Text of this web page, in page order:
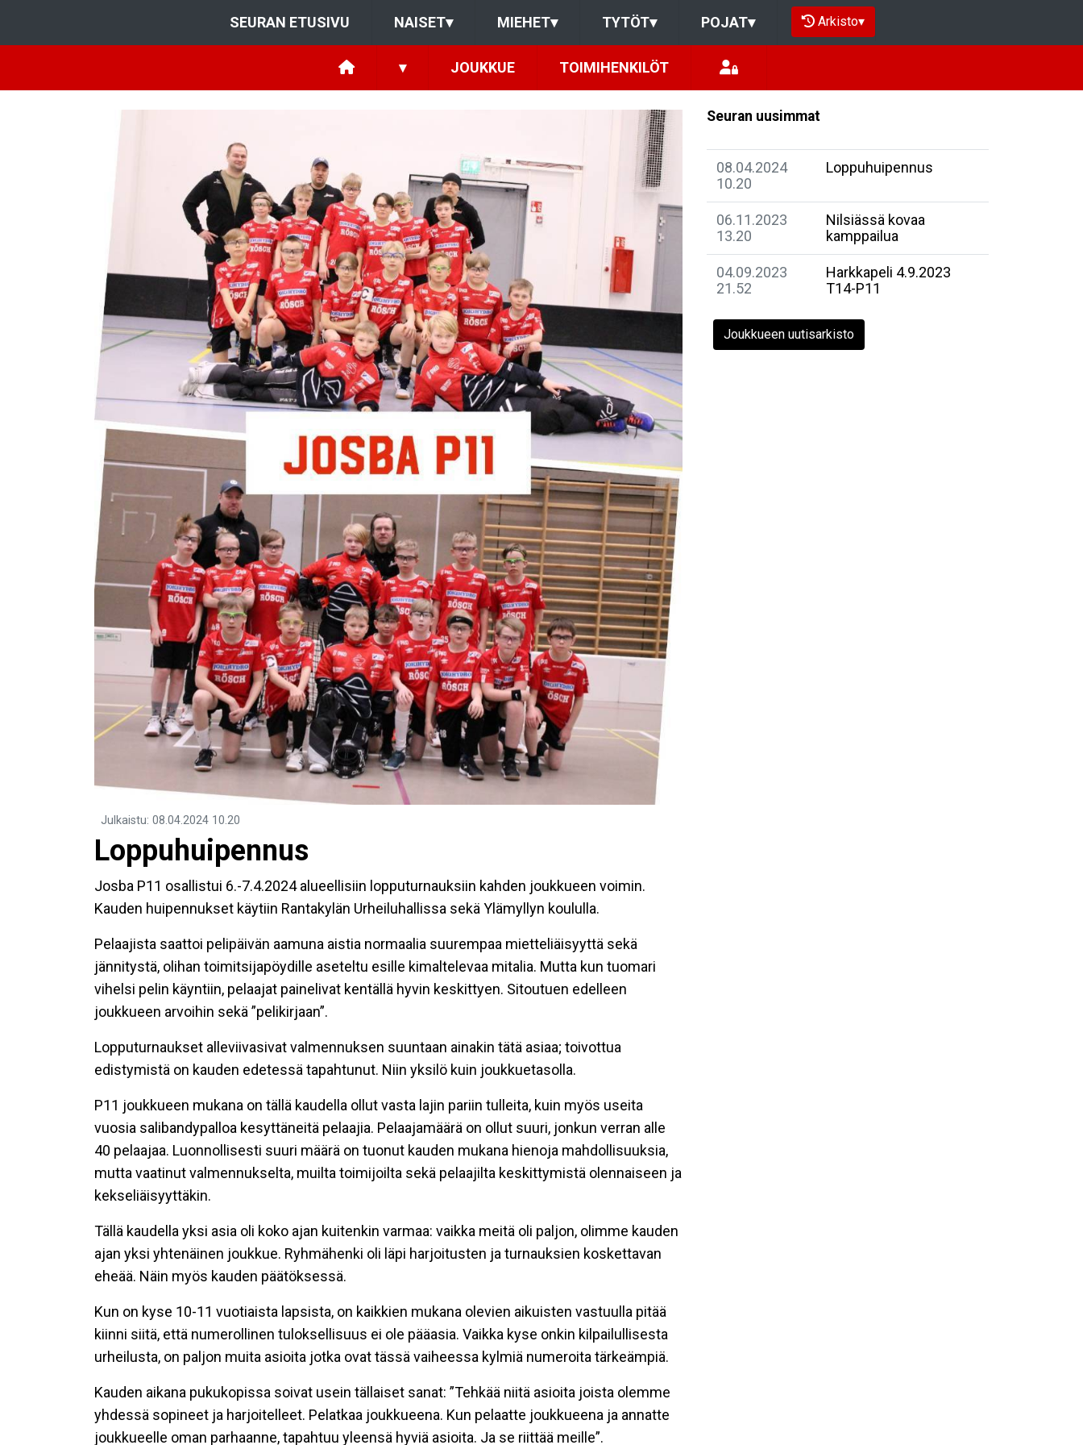
SEURAN ETUSIVU NAISET▾ MIEHET▾ TYTÖT▾ POJAT▾ Arkisto▾
▾ JOUKKUE TOIMIHENKILÖT
Julkaistu: 08.04.2024 10.20
Loppuhuipennus
Josba P11 osallistui 6.-7.4.2024 alueellisiin lopputurnauksiin kahden joukkueen voimin.
Kauden huipennukset käytiin Rantakylän Urheiluhallissa sekä Ylämyllyn koululla.
Pelaajista saattoi pelipäivän aamuna aistia normaalia suurempaa mietteliäisyyttä sekä
jännitystä, olihan toimitsijapöydille aseteltu esille kimaltelevaa mitalia. Mutta kun tuomari
vihelsi pelin käyntiin, pelaajat painelivat kentällä hyvin keskittyen. Sitoutuen edelleen
joukkueen arvoihin sekä ”pelikirjaan”.
Lopputurnaukset alleviivasivat valmennuksen suuntaan ainakin tätä asiaa; toivottua
edistymistä on kauden edetessä tapahtunut. Niin yksilö kuin joukkuetasolla.
P11 joukkueen mukana on tällä kaudella ollut vasta lajin pariin tulleita, kuin myös useita
vuosia salibandypalloa kesyttäneitä pelaajia. Pelaajamäärä on ollut suuri, jonkun verran alle
40 pelaajaa. Luonnollisesti suuri määrä on tuonut kauden mukana hienoja mahdollisuuksia,
mutta vaatinut valmennukselta, muilta toimijoilta sekä pelaajilta keskittymistä olennaiseen ja
kekseliäisyyttäkin.
Tällä kaudella yksi asia oli koko ajan kuitenkin varmaa: vaikka meitä oli paljon, olimme kauden
ajan yksi yhtenäinen joukkue. Ryhmähenki oli läpi harjoitusten ja turnauksien koskettavan
eheää. Näin myös kauden päätöksessä.
Kun on kyse 10-11 vuotiaista lapsista, on kaikkien mukana olevien aikuisten vastuulla pitää
kiinni siitä, että numerollinen tuloksellisuus ei ole pääasia. Vaikka kyse onkin kilpailullisesta
urheilusta, on paljon muita asioita jotka ovat tässä vaiheessa kylmiä numeroita tärkeämpiä.
Kauden aikana pukukopissa soivat usein tällaiset sanat: ”Tehkää niitä asioita joista olemme
yhdessä sopineet ja harjoitelleet. Pelatkaa joukkueena. Kun pelaatte joukkueena ja annatte
joukkueelle oman parhaanne, tapahtuu yleensä hyviä asioita. Ja se riittää meille”.
Seuran uusimmat
08.04.2024
10.20
Loppuhuipennus
06.11.2023
13.20
Nilsiässä kovaa
kamppailua
04.09.2023
21.52
Harkkapeli 4.9.2023
T14-P11
Joukkueen uutisarkisto